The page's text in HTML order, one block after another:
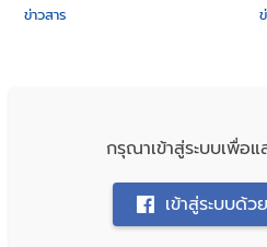
ข่าวสาร
กรุณาเข้าสู่ระบบเพื่อ
เข้าสู่ระบบด้